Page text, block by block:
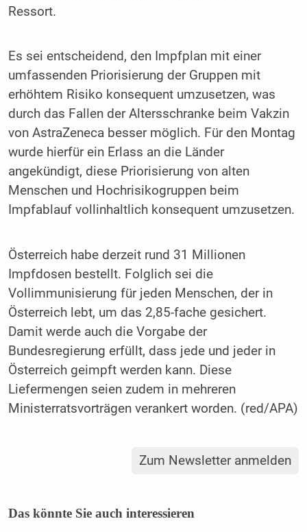
Ressort.
Es sei entscheidend, den Impfplan mit einer
umfassenden Priorisierung der Gruppen mit
erhöhtem Risiko konsequent umzusetzen, was
durch das Fallen der Altersschranke beim Vakzin
von AstraZeneca besser möglich. Für den Montag
wurde hierfür ein Erlass an die Länder
angekündigt, diese Priorisierung von alten
Menschen und Hochrisikogruppen beim
Impfablauf vollinhaltlich konsequent umzusetzen.
Österreich habe derzeit rund 31 Millionen
Impfdosen bestellt. Folglich sei die
Vollimmunisierung für jeden Menschen, der in
Österreich lebt, um das 2,85-fache gesichert.
Damit werde auch die Vorgabe der
Bundesregierung erfüllt, dass jede und jeder in
Österreich geimpft werden kann. Diese
Liefermengen seien zudem in mehreren
Ministerratsvorträgen verankert worden. (red/APA)
Zum Newsletter anmelden
Das könnte Sie auch interessieren